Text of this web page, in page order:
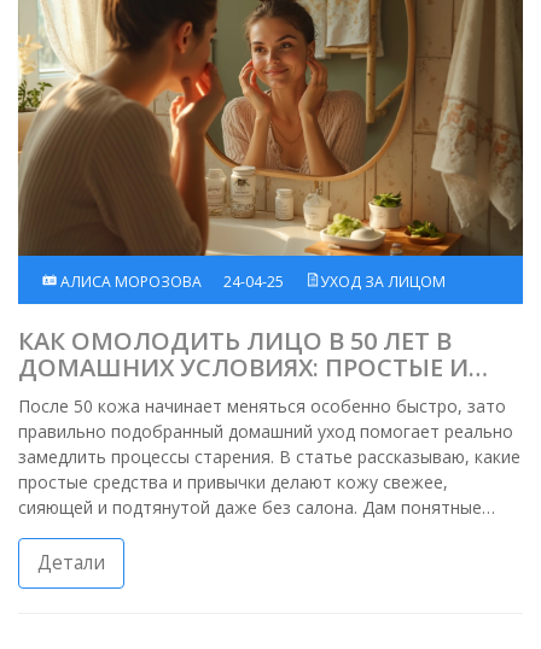
АЛИСА МОРОЗОВА 24-04-25 УХОД ЗА ЛИЦОМ
КАК ОМОЛОДИТЬ ЛИЦО В 50 ЛЕТ В
ДОМАШНИХ УСЛОВИЯХ: ПРОСТЫЕ И
ЭФФЕКТИВНЫЕ СПОСОБЫ
После 50 кожа начинает меняться особенно быстро, зато
правильно подобранный домашний уход помогает реально
замедлить процессы старения. В статье рассказываю, какие
простые средства и привычки делают кожу свежее,
сияющей и подтянутой даже без салона. Дам понятные
реально стоит обратить внимание. Привожу примеры
домашних масок и лайфхаки по массажу лица. Всё только
Детали